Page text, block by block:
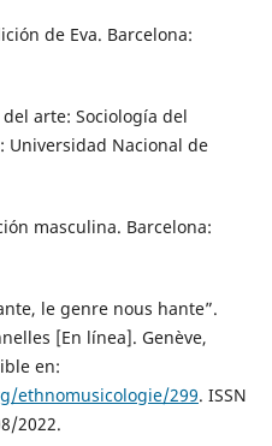
de Eva. Barcelona:
del arte: Sociología del
Universidad Nacional de
masculina. Barcelona:
le genre nous hante”.
[En línea]. Genève,
en:
ethnomusicologie/299. ISSN
2022.